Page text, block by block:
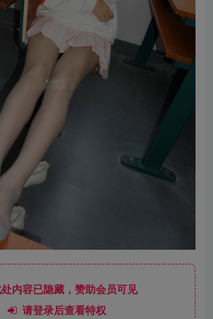
内容已隐藏，赞助会员可见
请登录后查看特权